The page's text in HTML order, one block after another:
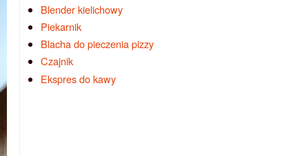
Blender kielichowy
Piekarnik
Blacha do pieczenia pizzy
Czajnik
Ekspres do kawy